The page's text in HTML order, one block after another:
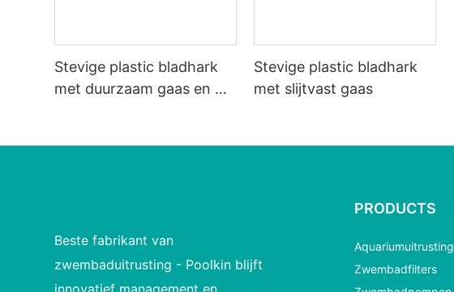
Stevige plastic bladhark
met duurzaam gaas en wit
Stevige plastic bladhark
met slijtvast gaas
Beste fabrikant van
zwembaduitrusting - Poolkin blijft
innovatief management en
PRODUCTS
Aquariumuitrusting
Zwembadfilters